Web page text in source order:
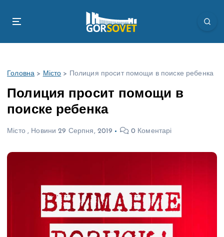
Головна > Місто > Полиция просит помощи в поиске ребенка
Полиция просит помощи в
поиске ребенка
Місто, Новини 29 Серпня, 2019 0 Коментарі